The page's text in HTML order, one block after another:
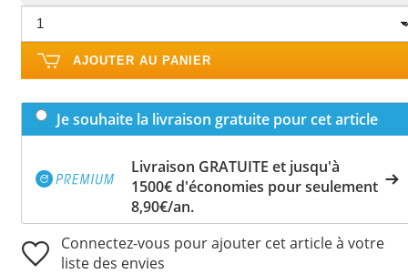
AJOUTER AU PANIER
Je souhaite la livraison gratuite pour cet article
Livraison GRATUITE et jusqu'à
1500€ d'économies pour seulement
8,90€/an.
Connectez-vous pour ajouter cet article à votre
liste des envies